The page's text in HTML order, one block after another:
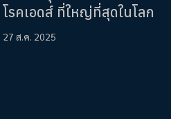
โรคเอดส์ ที่ใหญ่ที่สุดในโลก
27 ส.ค. 2025